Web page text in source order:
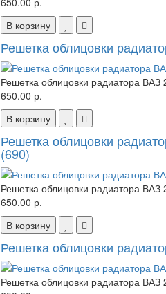
В корзину
Решетка облицовки
Решетка облицовки радиатора
650.00 р.
В корзину
Решетка облицовки
(690)
Решетка облицовки радиатора
650.00 р.
В корзину
Решетка облицовки
Решетка облицовки радиатора